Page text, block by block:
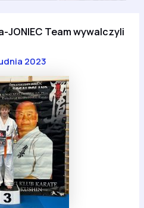
JONIEC Team wywalczyli
2023